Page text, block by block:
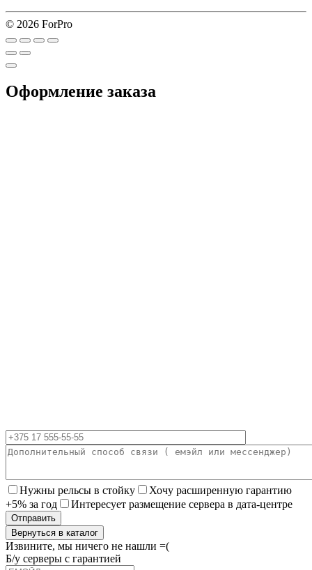
© 2026 ForPro
Оформление заказа
Нужны рельсы в стойку
Хочу расширенную гарантию
+5% за год
Интересует размещение сервера в дата-центре
Вернуться в каталог
Извините, мы ничего не нашли =(
Б/у серверы с гарантией